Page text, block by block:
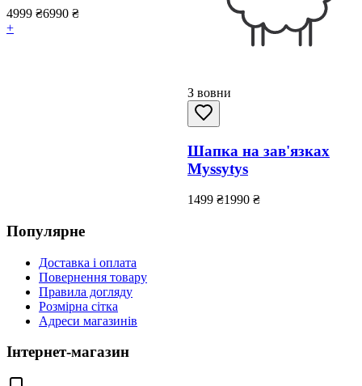
4999 ₴6990 ₴
+
З вовни
Шапка на зав'язках
Myssytys
1499 ₴1990 ₴
Популярне
Доставка і оплата
Повернення товару
Правила догляду
Розмірна сітка
Адреси магазинів
Інтернет-магазин